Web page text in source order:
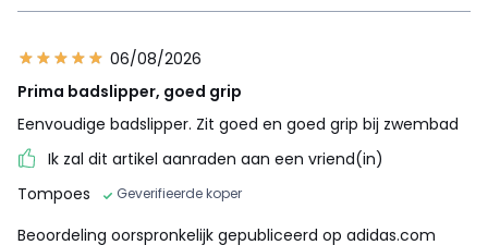
06/08/2026
Prima badslipper, goed grip
Eenvoudige badslipper. Zit goed en goed grip bij zwembad
Ik zal dit artikel aanraden aan een vriend(in)
Tompoes
Geverifieerde koper
Beoordeling oorspronkelijk gepubliceerd op adidas.com